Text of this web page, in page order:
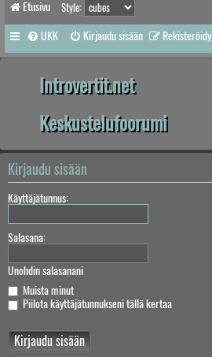
Etusivu Style:
UKK Kirjaudu sisään Rekisteröidy
Introvertit.net
Keskustelufoorumi
Kirjaudu sisään
Käyttäjätunnus:
Salasana:
Unohdin salasanani
Muista minut
Piilota käyttäjätunnukseni tällä kertaa